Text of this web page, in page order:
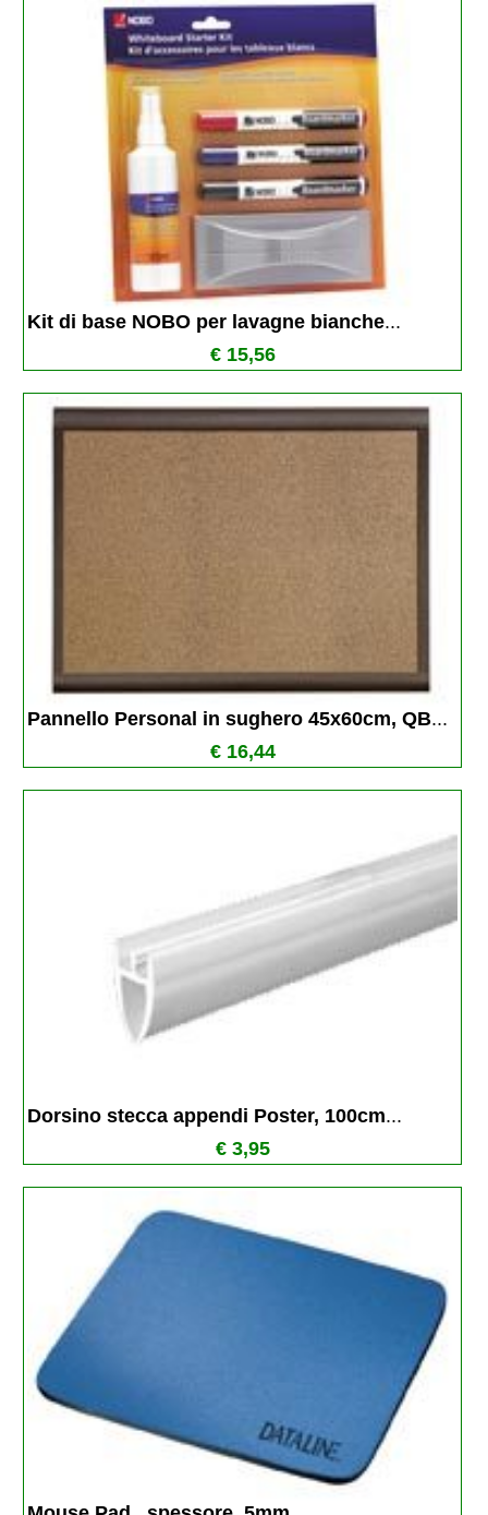
Kit di base NOBO per lavagne bianche...
€ 15,56
Pannello Personal in sughero 45x60cm, QB...
€ 16,44
Dorsino stecca appendi Poster, 100cm...
€ 3,95